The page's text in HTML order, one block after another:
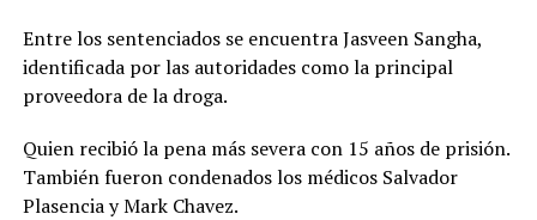
Entre los sentenciados se encuentra Jasveen Sangha,
identificada por las autoridades como la principal
proveedora de la droga.
Quien recibió la pena más severa con 15 años de prisión.
También fueron condenados los médicos Salvador
Plasencia y Mark Chavez.